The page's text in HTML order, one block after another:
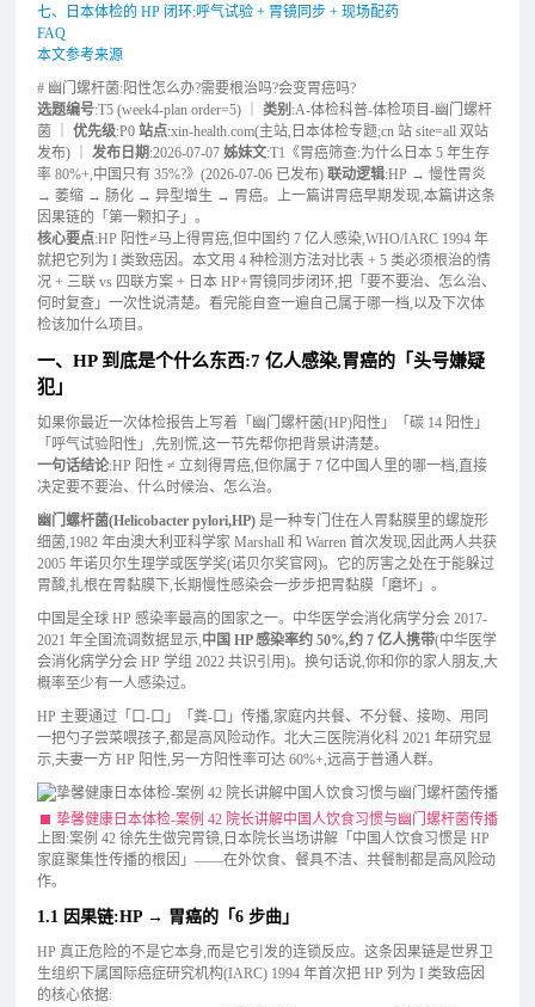
七、日本体检的 HP 闭环:呼气试验 + 胃镜同步 + 现场配药
FAQ
本文参考来源
# 幽门螺杆菌:阳性怎么办?需要根治吗?会变胃癌吗?
选题编号:T5 (week4-plan order=5) ｜ 类别 :A-体检科普-体检项目-幽门螺杆
菌 ｜ 优先级:P0 站点:xin-health.com(主站,日本体检专题;cn 站 site=all 双站
发布) ｜ 发布日期:2026-07-07 姊妹文:T1《胃癌筛查:为什么日本 5 年生存
率 80%+,中国只有 35%?》(2026-07-06 已发布) 联动逻辑:HP → 慢性胃炎
→ 萎缩 → 肠化 → 异型增生 → 胃癌。上一篇讲胃癌早期发现,本篇讲这条
因果链的「第一颗扣子」。
核心要点:HP 阳性≠马上得胃癌,但中国约 7 亿人感染,WHO/IARC 1994 年
就把它列为 I 类致癌因。本文用 4 种检测方法对比表 + 5 类必须根治的情
况 + 三联 vs 四联方案 + 日本 HP+胃镜同步闭环,把「要不要治、怎么治、
何时复查」一次性说清楚。看完能自查一遍自己属于哪一档,以及下次体
检该加什么项目。
一、HP 到底是个什么东西:7 亿人感染,胃癌的「头号嫌疑
犯」
如果你最近一次体检报告上写着「幽门螺杆菌(HP)阳性」「碳 14 阳性」
「呼气试验阳性」,先别慌,这一节先帮你把背景讲清楚。
一句话结论:HP 阳性 ≠ 立刻得胃癌,但你属于 7 亿中国人里的哪一档,直接
决定要不要治、什么时候治、怎么治。
幽门螺杆菌(Helicobacter pylori,HP) 是一种专门住在人胃黏膜里的螺旋形
细菌,1982 年由澳大利亚科学家 Marshall 和 Warren 首次发现,因此两人共获
2005 年诺贝尔生理学或医学奖(诺贝尔奖官网)。它的厉害之处在于能躲过
胃酸,扎根在胃黏膜下,长期慢性感染会一步步把胃黏膜「磨坏」。
中国是全球 HP 感染率最高的国家之一。中华医学会消化病学分会 2017-
2021 年全国流调数据显示,中国 HP 感染率约 50%,约 7 亿人携带(中华医学
会消化病学分会 HP 学组 2022 共识引用)。换句话说,你和你的家人朋友,大
概率至少有一人感染过。
HP 主要通过「口-口」「粪-口」传播,家庭内共餐、不分餐、接吻、用同
一把勺子尝菜喂孩子,都是高风险动作。北大三医院消化科 2021 年研究显
示,夫妻一方 HP 阳性,另一方阳性率可达 60%+,远高于普通人群。
挚馨健康日本体检-案例 42 院长讲解中国人饮食习惯与幽门螺杆菌传播
上图:案例 42 徐先生做完胃镜,日本院长当场讲解「中国人饮食习惯是 HP
家庭聚集性传播的根因」——在外饮食、餐具不洁、共餐制都是高风险动
作。
1.1 因果链:HP → 胃癌的「6 步曲」
HP 真正危险的不是它本身,而是它引发的连锁反应。这条因果链是世界卫
生组织下属国际癌症研究机构(IARC) 1994 年首次把 HP 列为 I 类致癌因
的核心依据: